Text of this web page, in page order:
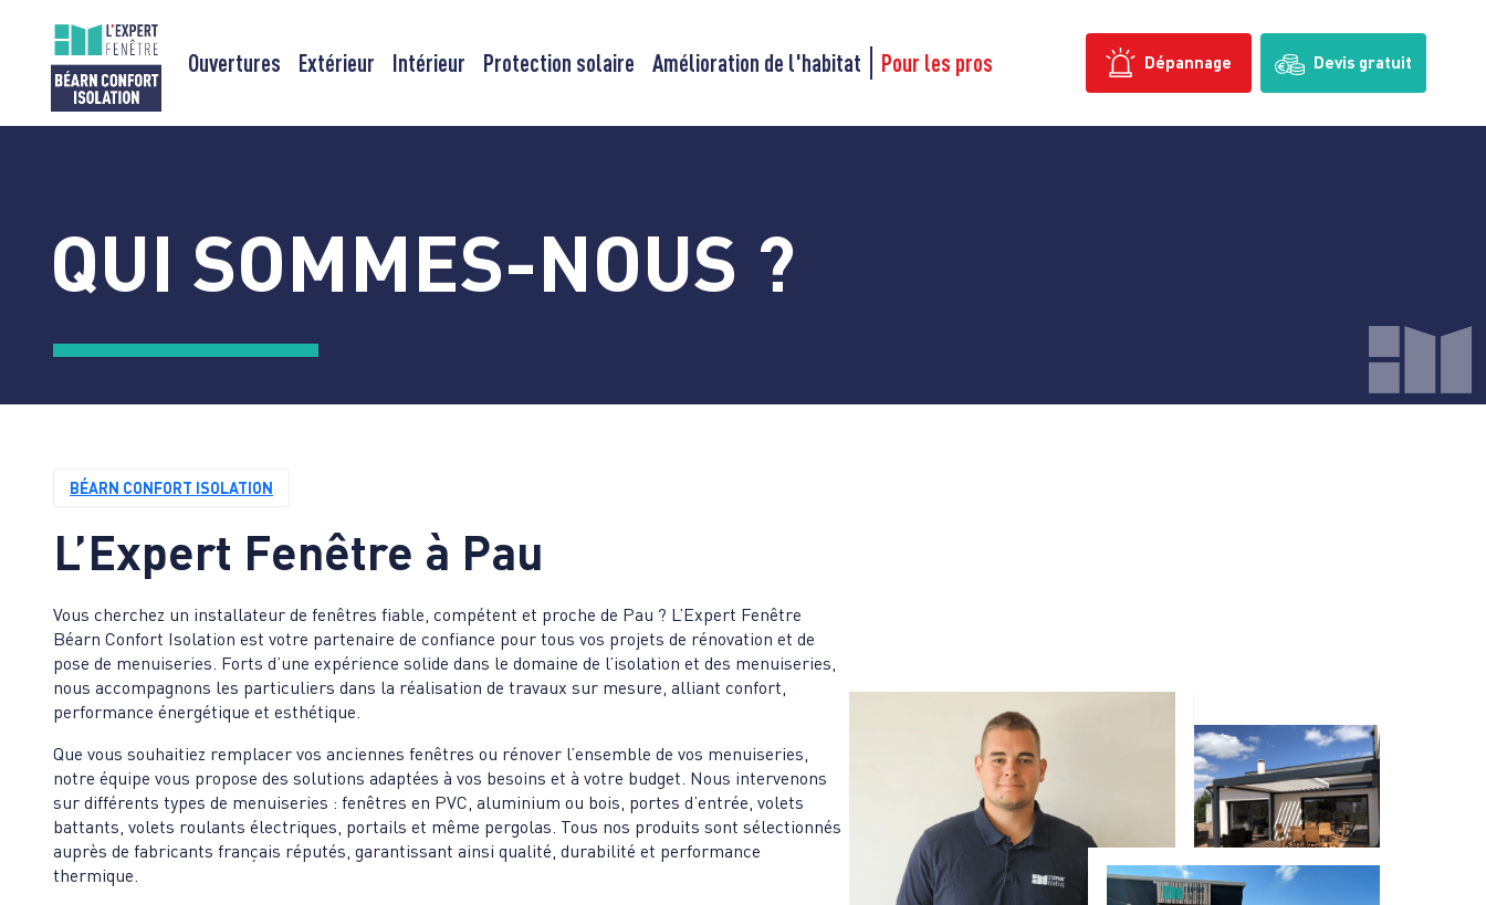
Dépannage Devis gratuit
Ouvertures Extérieur Intérieur Protection solaire Amélioration de l'habitat Pour les pros
QUI SOMMES-NOUS ?
BÉARN CONFORT ISOLATION
L’Expert Fenêtre à Pau
Vous cherchez un installateur de fenêtres fiable, compétent et proche de Pau ? L’Expert Fenêtre
Béarn Confort Isolation est votre partenaire de confiance pour tous vos projets de rénovation et de
pose de menuiseries. Forts d’une expérience solide dans le domaine de l’isolation et des menuiseries,
nous accompagnons les particuliers dans la réalisation de travaux sur mesure, alliant confort,
performance énergétique et esthétique.
Que vous souhaitiez remplacer vos anciennes fenêtres ou rénover l’ensemble de vos menuiseries,
notre équipe vous propose des solutions adaptées à vos besoins et à votre budget. Nous intervenons
sur différents types de menuiseries : fenêtres en PVC, aluminium ou bois, portes d’entrée, volets
battants, volets roulants électriques, portails et même pergolas. Tous nos produits sont sélectionnés
auprès de fabricants français réputés, garantissant ainsi qualité, durabilité et performance
thermique.